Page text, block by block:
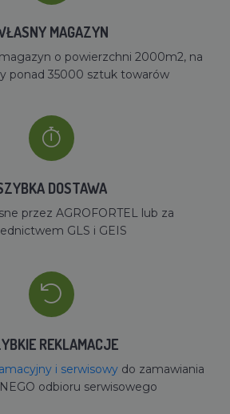
MAGAZYN
o powierzchni 2000m2, na
ponad 35000 sztuk towarów
DOSTAWA
przez AGROFORTEL lub za
GLS i GEIS
REKLAMACJE
i serwisowydo zamawiania
odbioru serwisowego